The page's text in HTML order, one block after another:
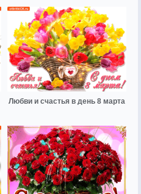
Любви и счастья в день 8 марта